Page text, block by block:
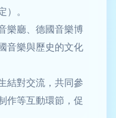
。
樂廳、德國音樂博
音樂與歷史的文化
結對交流，共同參
作等互動環節，促